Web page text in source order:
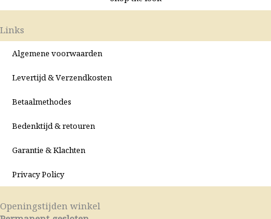
Links
Algemene voorwaarden
Levertijd & Verzendkosten
Betaalmethodes
Bedenktijd & retouren
Garantie & Klachten
Privacy Policy
Openingstijden winkel